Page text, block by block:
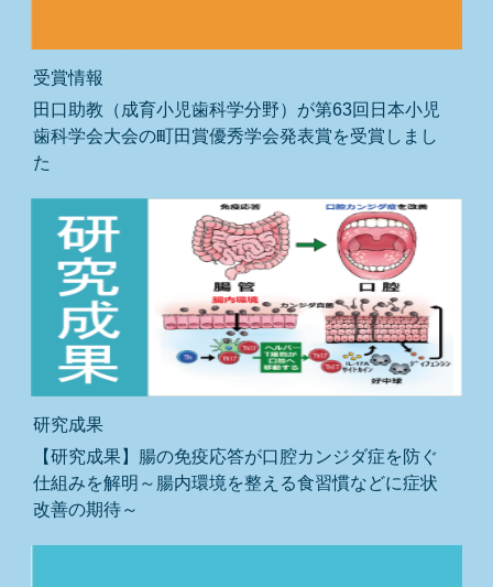
受賞情報
田口助教（成育小児歯科学分野）が第63回日本小児
歯科学会大会の町田賞優秀学会発表賞を受賞しまし
た
研究成果
【研究成果】腸の免疫応答が口腔カンジダ症を防ぐ
仕組みを解明～腸内環境を整える食習慣などに症状
改善の期待～